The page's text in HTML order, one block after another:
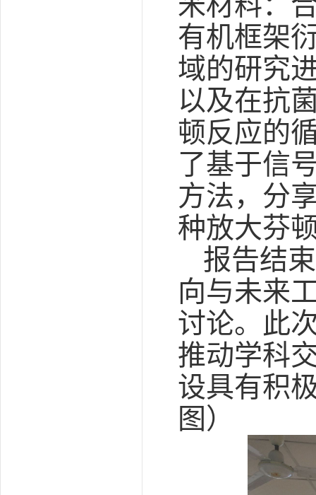
有机框架
域的研究
以及在抗
顿反应的
了基于信
方法，分
种放大芬
报告结
向与未来
讨论。此
推动学科
设具有积
图）